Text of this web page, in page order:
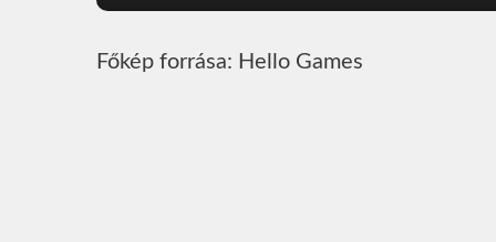
Főkép forrása: Hello Games